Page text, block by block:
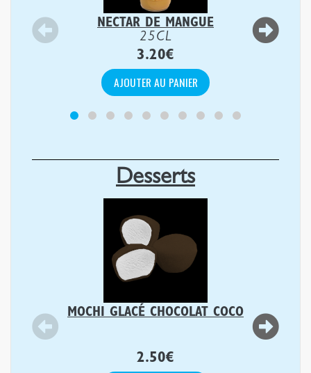
NECTAR DE MANGUE
25CL
3.20€
AJOUTER AU PANIER
Desserts
MOCHI GLACÉ CHOCOLAT COCO
2.50€